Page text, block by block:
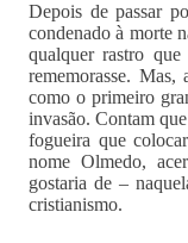
Depois de passar
condenado à morte
qualquer rastro
rememorasse.
como o primeiro
invasão. Contam
fogueira que
nome Olmedo,
gostaria de –
cristianismo.